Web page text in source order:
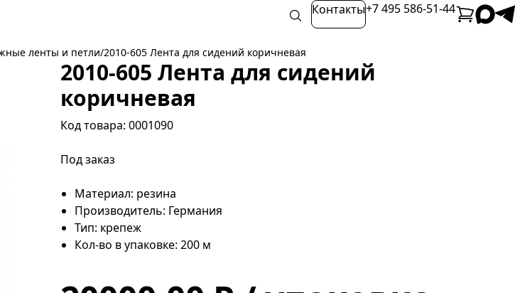
Контакты+7 495 586-51-44
ленты и петли/2010-605 Лента для сидений коричневая
2010-605 Лента для сидений
коричневая
Код товара: 0001090
Под заказ
Материал: резина
Производитель: Германия
Тип: крепеж
Кол-во в упаковке: 200 м